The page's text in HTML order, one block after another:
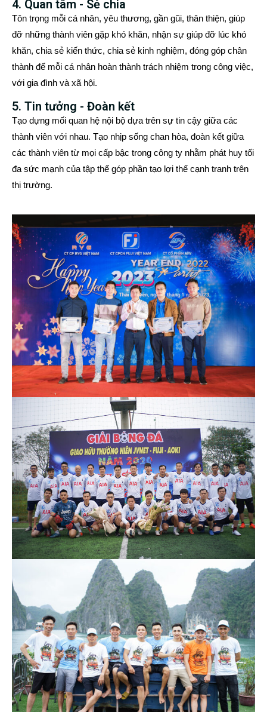
4. Quan tâm - Sẻ chia
Tôn trọng mỗi cá nhân, yêu thương, gần gũi, thân thiện, giúp
đỡ những thành viên gặp khó khăn, nhận sự giúp đỡ lúc khó
khăn, chia sẻ kiến thức, chia sẻ kinh nghiệm, đóng góp chân
thành để mỗi cá nhân hoàn thành trách nhiệm trong công việc,
với gia đình và xã hội.
5. Tin tưởng - Đoàn kết
Tạo dựng mối quan hệ nội bộ dựa trên sự tin cậy giữa các
thành viên với nhau. Tạo nhịp sống chan hòa, đoàn kết giữa
các thành viên từ mọi cấp bậc trong công ty nhằm phát huy tối
đa sức mạnh của tập thể góp phần tạo lợi thế cạnh tranh trên
thị trường.